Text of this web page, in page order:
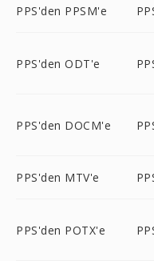
PPS'den PPSM'e
PPS'den ODT'e
PPS'den DOCM'e
PPS'den MTV'e
PPS'den POTX'e